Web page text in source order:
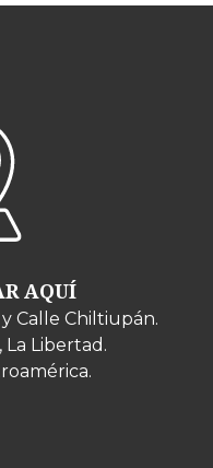
AQUÍ
Calle Chiltiupán.
Libertad.